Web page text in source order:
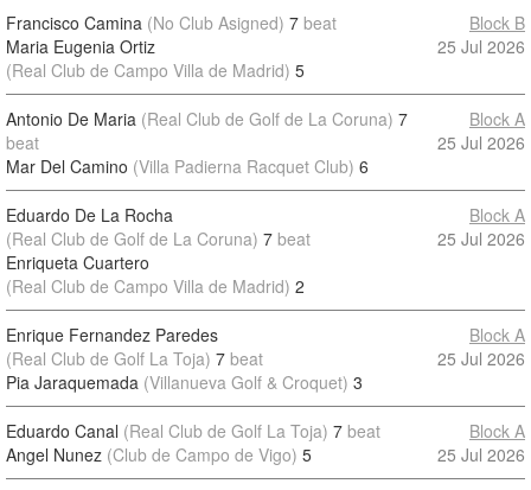
Francisco Camina (No Club Asigned) 7 beat
Maria Eugenia Ortiz
(Real Club de Campo Villa de Madrid) 5
Block B
25 Jul 2026
Antonio De Maria (Real Club de Golf de La Coruna) 7
beat
Mar Del Camino (Villa Padierna Racquet Club) 6
Block A
25 Jul 2026
Eduardo De La Rocha
(Real Club de Golf de La Coruna) 7 beat
Enriqueta Cuartero
(Real Club de Campo Villa de Madrid) 2
Block A
25 Jul 2026
Enrique Fernandez Paredes
(Real Club de Golf La Toja) 7 beat
Pia Jaraquemada (Villanueva Golf & Croquet) 3
Block A
25 Jul 2026
Eduardo Canal (Real Club de Golf La Toja) 7 beat
Angel Nunez (Club de Campo de Vigo) 5
Block A
25 Jul 2026